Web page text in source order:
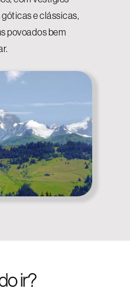
e clássicas,
povoados bem
ir?